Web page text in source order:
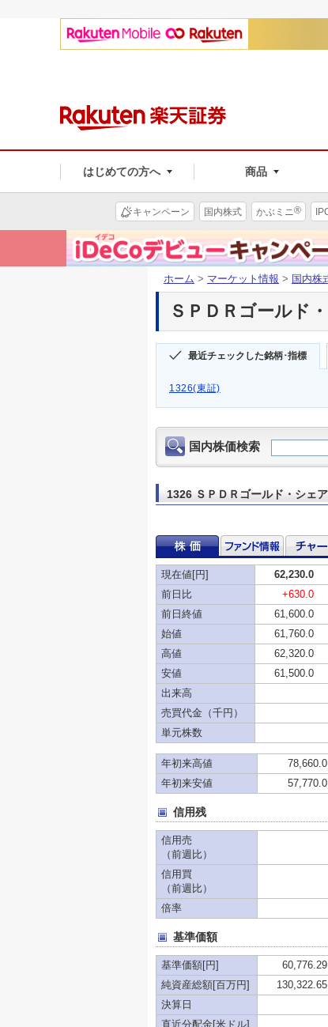
はじめての方へ 商品
キャンペーン 国内株式 かぶミニ®
ホーム > マーケット情報 > 国内株
ＳＰＤＲゴールド
最近チェックした銘柄･指標
1326(東証)